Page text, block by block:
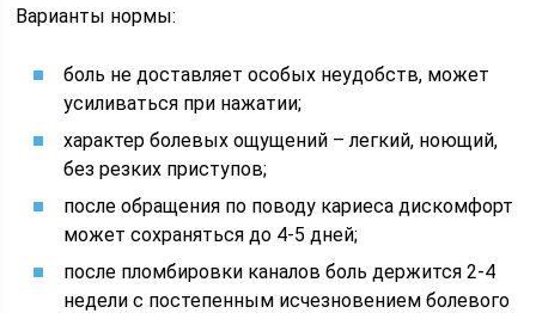
Варианты нормы:
боль не доставляет особых неудобств, может
усиливаться при нажатии;
характер болевых ощущений – легкий, ноющий,
без резких приступов;
после обращения по поводу кариеса дискомфорт
может сохраняться до 4-5 дней;
после пломбировки каналов боль держится 2-4
недели с постепенным исчезновением болевого